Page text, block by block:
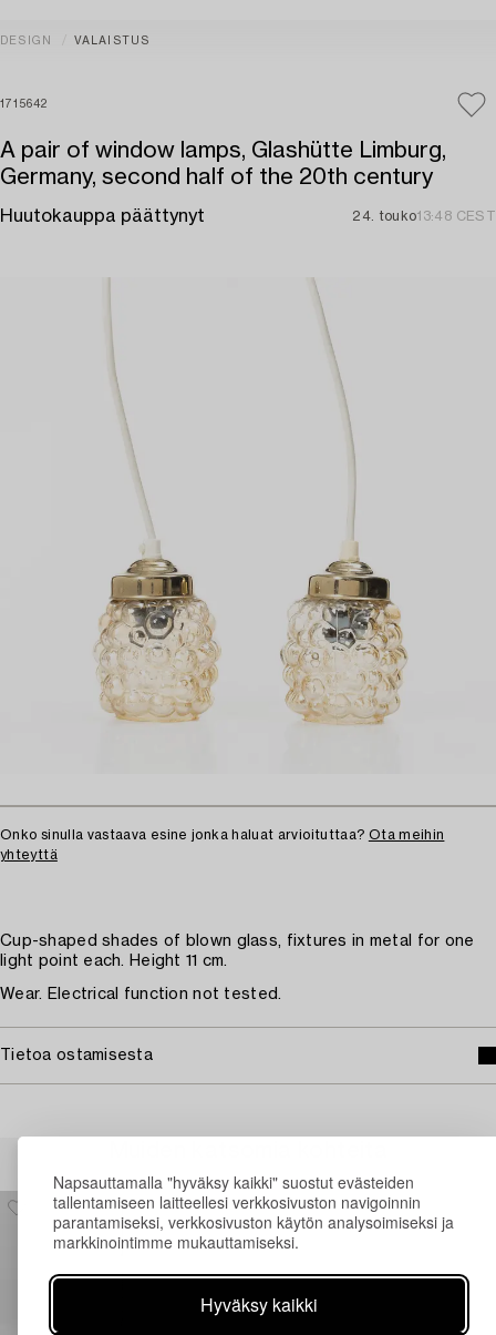
Napsauttamalla "hyväksy kaikki" suostut evästeiden
tallentamiseen laitteellesi verkkosivuston navigoinnin
parantamiseksi, verkkosivuston käytön analysoimiseksi ja
markkinointimme mukauttamiseksi.
Hyväksy kaikki
DESIGN VALAISTUS
1715642
A pair of window lamps, Glashütte Limburg,
Germany, second half of the 20th century
Huutokauppa päättynyt 24. touko13:48 CEST
Onko sinulla vastaava esine jonka haluat arvioituttaa? Ota meihin
yhteyttä
Cup-shaped shades of blown glass, fixtures in metal for one
light point each. Height 11 cm.
Wear. Electrical function not tested.
Tietoa ostamisesta